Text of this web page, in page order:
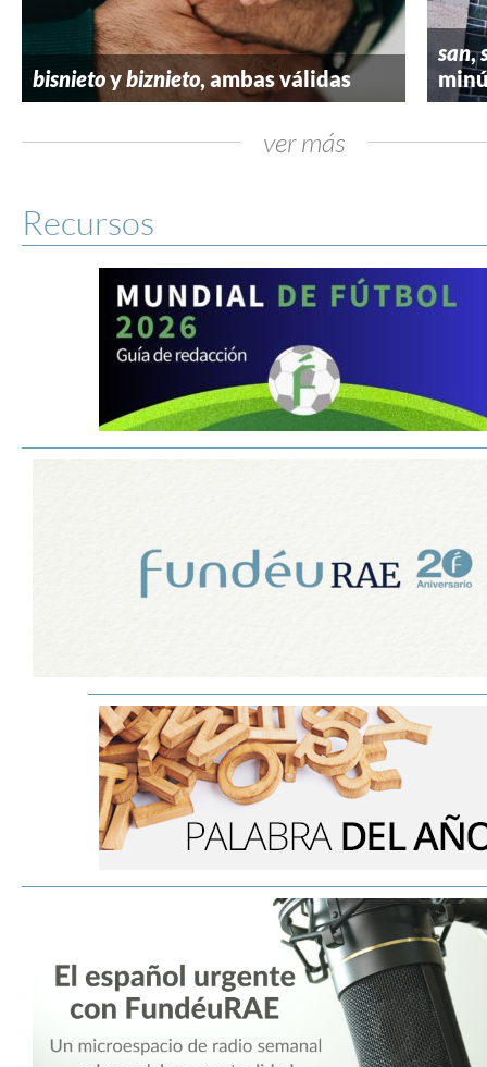
bisnietoybiznieto, ambas válidas
san,
ver más
Recursos